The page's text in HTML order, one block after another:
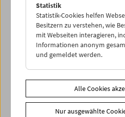
Statistik
Statistik-Cookies helfen
Besitzern zu verstehen, wie
mit Webseiten interagieren,
Informationen anonym
und gemeldet werden.
Alle Cookies
Nur ausgewählte